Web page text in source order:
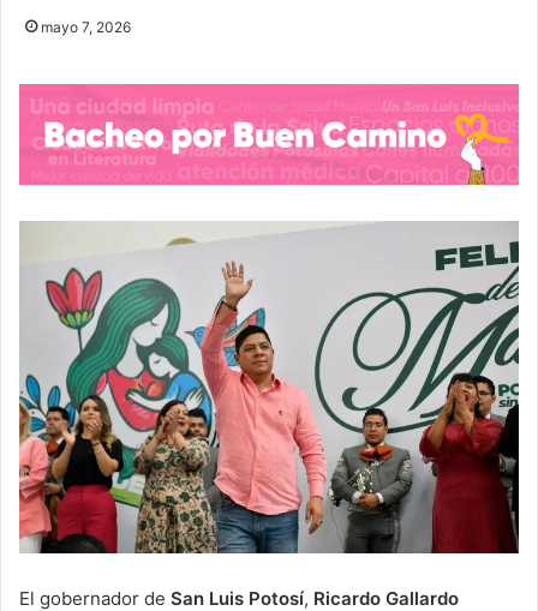
mayo 7, 2026
El gobernador de San Luis Potosí, Ricardo Gallardo